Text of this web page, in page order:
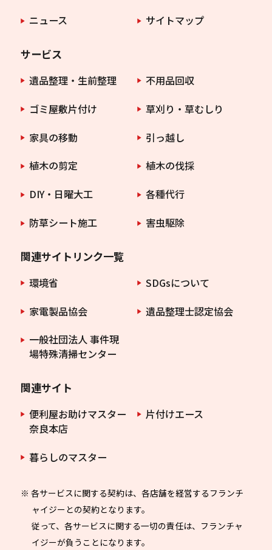
ニュース
サイトマップ
サービス
遺品整理・生前整理
不用品回収
ゴミ屋敷片付け
草刈り・草むしり
家具の移動
引っ越し
植木の剪定
植木の伐採
DIY・日曜大工
各種代行
防草シート施工
害虫駆除
関連サイトリンク一覧
環境省
SDGsについて
家電製品協会
遺品整理士認定協会
一般社団法人 事件現
場特殊清掃センター
関連サイト
便利屋お助けマスター
奈良本店
片付けエース
暮らしのマスター
※ 各サービスに関する契約は、各店舗を経営するフランチ
ャイジーとの契約となります。
従って、各サービスに関する一切の責任は、フランチャ
イジーが負うことになります。